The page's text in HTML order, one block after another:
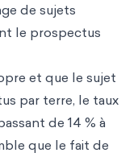
de sujets
le prospectus
et que le sujet
par terre, le taux
de 14 % à
que le fait de